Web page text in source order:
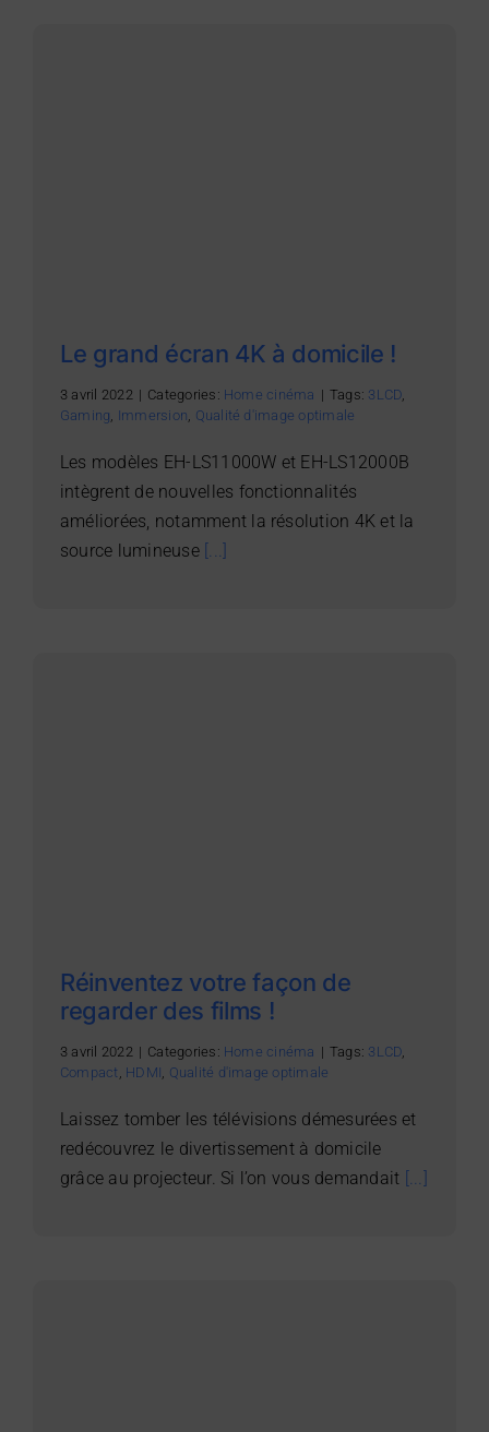
Le grand écran 4K à domicile !
3 avril 2022 | Categories: Home cinéma | Tags: 3LCD,
Gaming, Immersion, Qualité d'image optimale
Les modèles EH-LS11000W et EH-LS12000B
intègrent de nouvelles fonctionnalités
améliorées, notamment la résolution 4K et la
source lumineuse[...]
Réinventez votre façon de
regarder des films !
3 avril 2022 | Categories: Home cinéma | Tags: 3LCD
Compact HDMI Qualité d'image optimale
Laissez tomber les télévisions démesurées et
redécouvrez le divertissement à domicile
grâce au projecteur. Si l’on vous demandait [...]